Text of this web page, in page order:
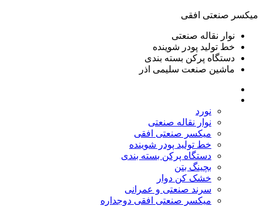
ميكسر صنعتی افقی
نوار نقاله صنعتی
خط تولید پودر شوينده
دستگاه پرکن بسته بندی
ماشين صنعت سليمی اذر
نورد
نوار نقاله صنعتی
ميكسر صنعتی افقی
خط تولید پودر شوينده
دستگاه پرکن بسته بندی
بچينگ بتن
خشک کن دوار
سرند صنعتی و عمرانی
میکسر صنعتی افقی دوجداره